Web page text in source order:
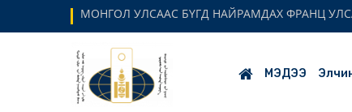
МОНГОЛ УЛСААС БҮГД НАЙРАМДАХ ФРАНЦ
МЭДЭЭ